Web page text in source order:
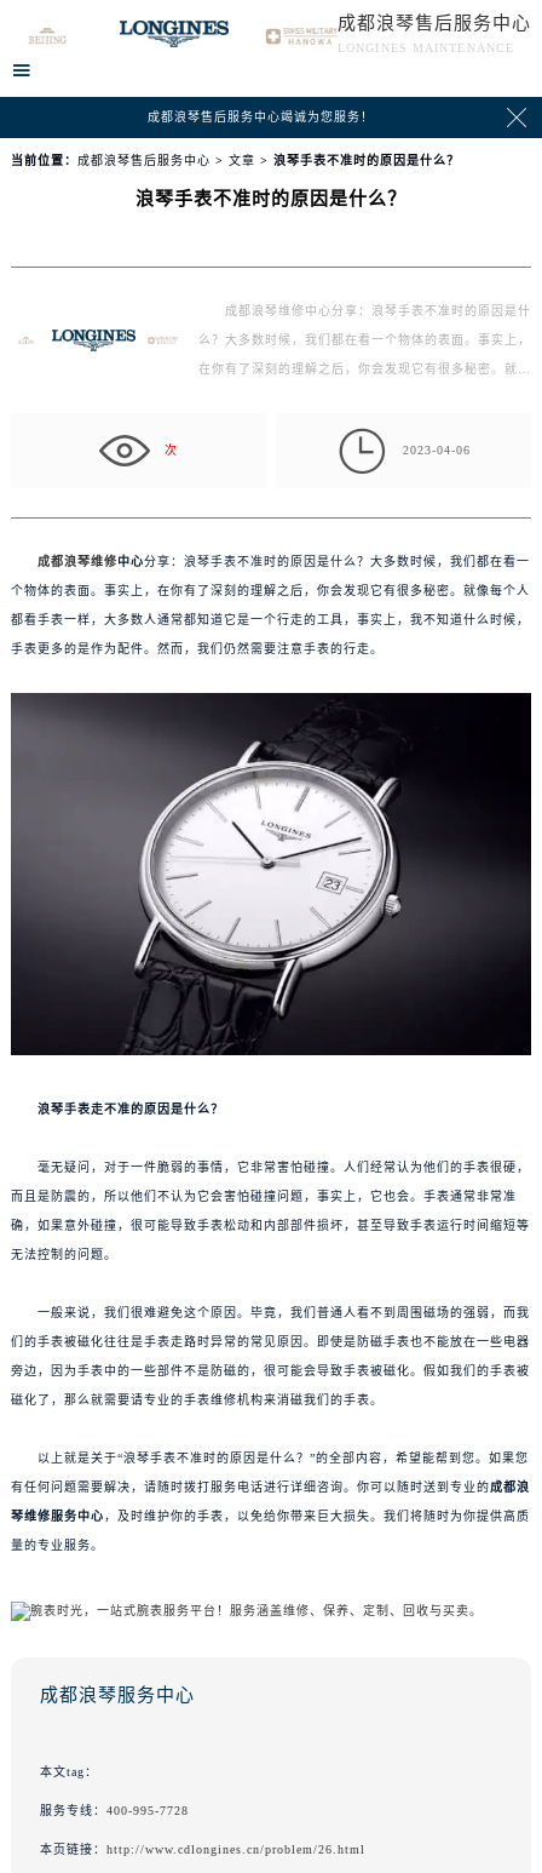
成都浪琴售后服务中心
LONGINES MAINTENANCE

成都浪琴售后服务中心竭诚为您服务！ 
当前位置： 成都浪琴售后服务中心 > 文章 > 浪琴手表不准时的原因是什么？
浪琴手表不准时的原因是什么？
成都浪琴维修中心分享：浪琴手表不准时的原因是什
么？大多数时候，我们都在看一个物体的表面。事实上，
在你有了深刻的理解之后，你会发现它有很多秘密。就像
次  2023-04-06
成都浪琴维修中心分享：浪琴手表不准时的原因是什么？大多数时候，我们都在看一
个物体的表面。事实上，在你有了深刻的理解之后，你会发现它有很多秘密。就像每个人
都看手表一样，大多数人通常都知道它是一个行走的工具，事实上，我不知道什么时候，
手表更多的是作为配件。然而，我们仍然需要注意手表的行走。
浪琴手表走不准的原因是什么？
毫无疑问，对于一件脆弱的事情，它非常害怕碰撞。人们经常认为他们的手表很硬，
而且是防震的，所以他们不认为它会害怕碰撞问题，事实上，它也会。手表通常非常准
确，如果意外碰撞，很可能导致手表松动和内部部件损坏，甚至导致手表运行时间缩短等
无法控制的问题。
一般来说，我们很难避免这个原因。毕竟，我们普通人看不到周围磁场的强弱，而我
们的手表被磁化往往是手表走路时异常的常见原因。即使是防磁手表也不能放在一些电器
旁边，因为手表中的一些部件不是防磁的，很可能会导致手表被磁化。假如我们的手表被
磁化了，那么就需要请专业的手表维修机构来消磁我们的手表。
以上就是关于“浪琴手表不准时的原因是什么？”的全部内容，希望能帮到您。如果您
有任何问题需要解决，请随时拨打服务电话进行详细咨询。你可以随时送到专业的成都浪
琴维修服务中心，及时维护你的手表，以免给你带来巨大损失。我们将随时为你提供高质
量的专业服务。
成都浪琴服务中心
本文tag：
服务专线： 400-995-7728
本页链接： http://www.cdlongines.cn/problem/26.html